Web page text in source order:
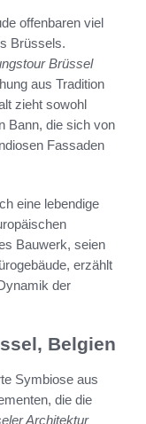
offenbaren viel
Brüssels.
Brüssel
aus Tradition
zieht sowohl
Bann, die sich von
Fassaden
eine lebendige
Bauwerk, seien
erzählt
der
Belgien
Symbiose aus
die die
Architektur